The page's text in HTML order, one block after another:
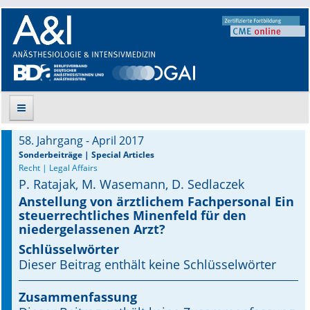
Suche
Aktuelle Ausgabe
Leitlinien
Archiv
Supplements
Supplements OrphanAnesthesia
58. Jahrgang - April 2017
Sonderbeiträge | Special Articles
Recht | Legal Affairs
P. Ratajak, M. Wasemann, D. Sedlaczek
Anstellung von ärztlichem Fachpersonal Ein
steuerrechtliches Minenfeld für den
niedergelassenen Arzt?
Schlüsselwörter
Dieser Beitrag enthält keine Schlüsselwörter
Zusammenfassung